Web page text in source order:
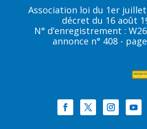
Association loi du 1er
décret du 16 août
N° d’enregistrement :
annonce n° 408 -